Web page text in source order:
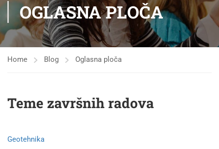
OGLASNA PLOČA
Home Blog Oglasna ploča
Teme završnih radova
Geotehnika